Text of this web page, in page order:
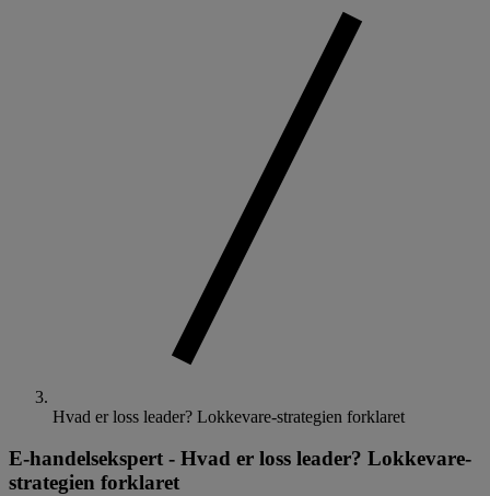
Hvad er loss leader? Lokkevare-strategien forklaret
E-handelsekspert - Hvad er loss leader? Lokkevare-
strategien forklaret